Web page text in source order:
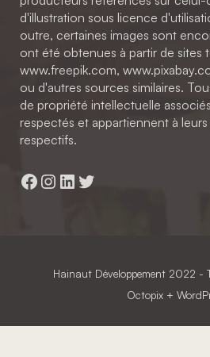
d'illustration sous licence
outre, certaines images sont
ont été obtenues à partir de sites
www.freepik.com,
ou d'autres sources similaires.
de propriété intellectuelle
respectés et appartiennent à
respectifs.
Facebook
Instagram
LinkedIn
Twitter
Hainaut Développement 2022 -
Octopix +